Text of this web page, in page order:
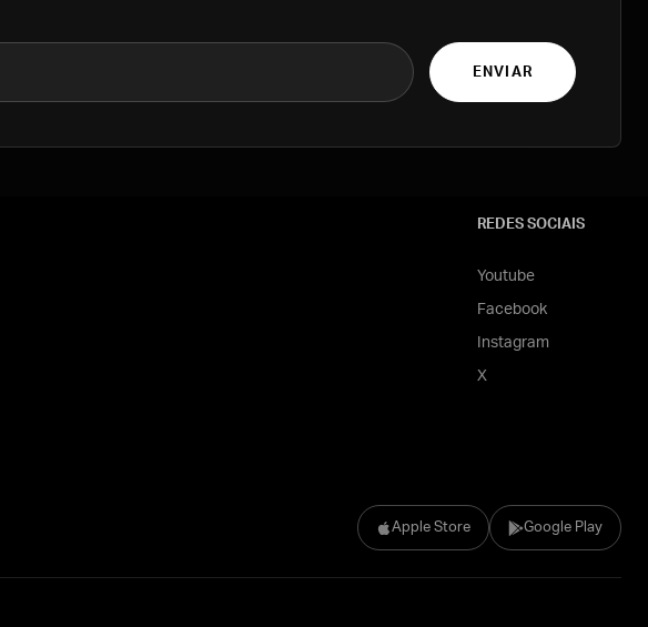
ENVIAR
Apple Store Google Play
REDES SOCIAIS
Youtube
Facebook
Instagram
X